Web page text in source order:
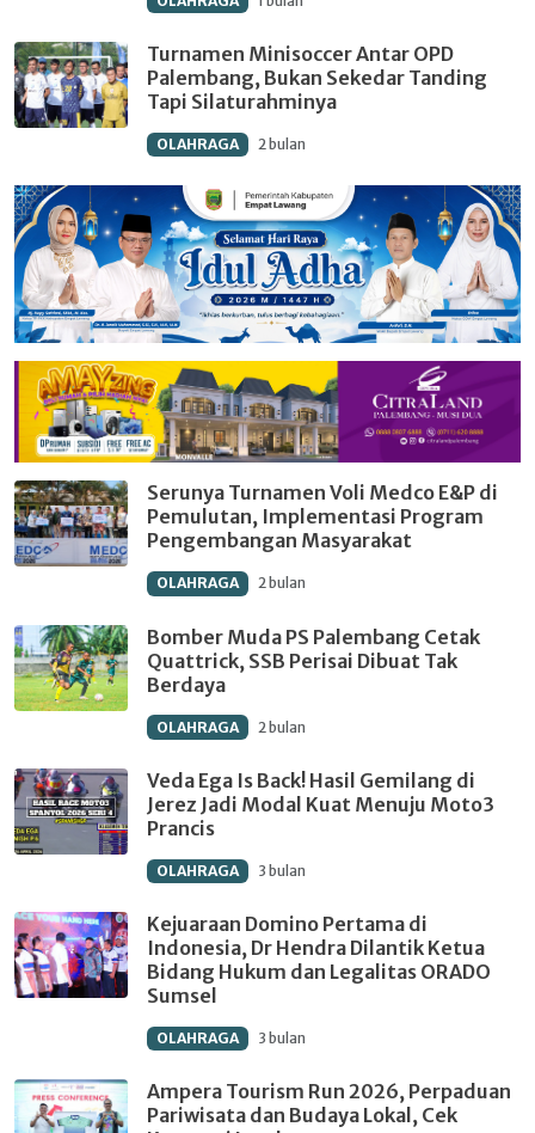
Turnamen Minisoccer Antar OPD
Palembang, Bukan Sekedar Tanding
Tapi Silaturahminya
OLAHRAGA 2 bulan
Serunya Turnamen Voli Medco E&P di
Pemulutan, Implementasi Program
Pengembangan Masyarakat
OLAHRAGA 2 bulan
Bomber Muda PS Palembang Cetak
Quattrick, SSB Perisai Dibuat Tak
Berdaya
OLAHRAGA 2 bulan
Veda Ega Is Back! Hasil Gemilang di
Jerez Jadi Modal Kuat Menuju Moto3
Prancis
OLAHRAGA 3 bulan
Kejuaraan Domino Pertama di
Indonesia, Dr Hendra Dilantik Ketua
Bidang Hukum dan Legalitas ORADO
Sumsel
OLAHRAGA 3 bulan
Ampera Tourism Run 2026, Perpaduan
Pariwisata dan Budaya Lokal, Cek